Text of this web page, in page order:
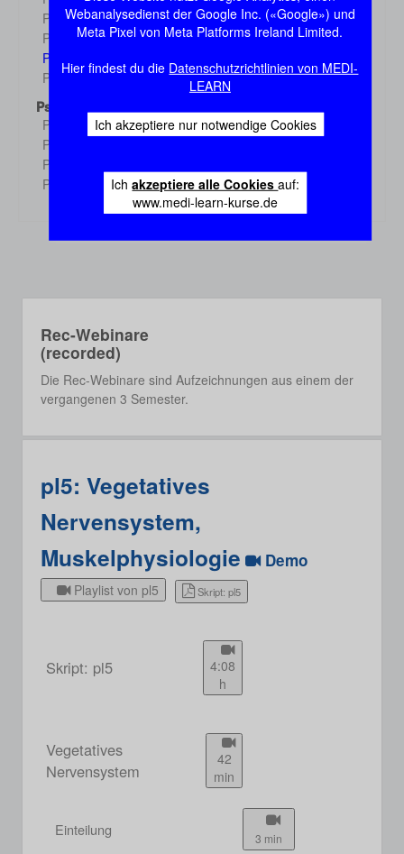
Webanalysedienst der Google Inc. («Google») und
Meta Pixel von Meta Platforms Ireland Limited.
Hier findest du die Datenschutzrichtlinien von MEDI-
LEARN
Ich akzeptiere nur notwendige Cookies
Ichakzeptiere alle Cookiesauf:
www.medi-learn-kurse.de
Physiologie 3 Demo
Physiologie 4 Demo
Physiologie 5
Physiologie 6
Psychologie
Psychologie 1
Demo
Psychologie 2
Psychologie 3
Psychologie 4 Demo
Rec-Webinare
(recorded)
Die Rec-Webinare sind Aufzeichnungen aus einem der
vergangenen 3 Semester.
pl5: Vegetatives
Nervensystem,
Muskelphysiologie
Demo
Playlist von pl5 Skript: pl5
Skript: pl5
4:08
h
Vegetatives
Nervensystem
42
min
Einteilung 3 min